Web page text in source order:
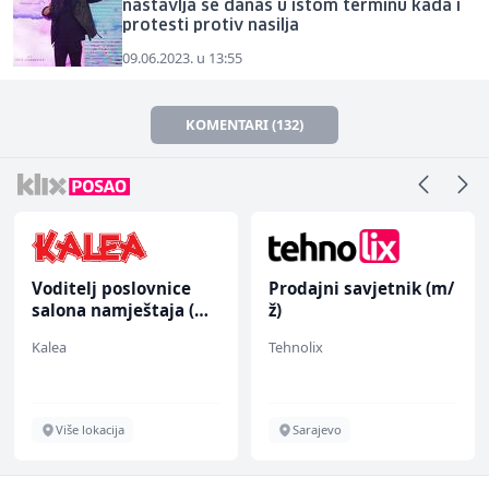
nastavlja se danas u istom terminu kada i
protesti protiv nasilja
09.06.2023. u 13:55
KOMENTARI (132)
Voditelj poslovnice
salona namještaja (m/
Kalea
Više lokacija
Prodajni savjetnik (m/
ž)
Tehnolix
Sarajevo